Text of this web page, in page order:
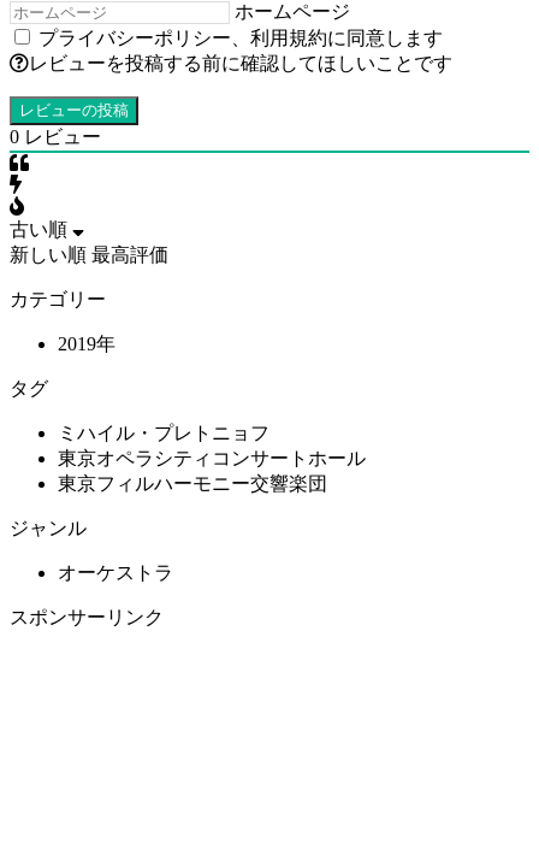
ホームページ
プライバシーポリシー
利用規約に同意します
レビューを投稿する前に確認してほしいことです
0 レビュー
古い順
新しい順 最高評価
カテゴリー
2019年
タグ
ミハイル・プレトニョフ
東京オペラシティコンサートホール
東京フィルハーモニー交響楽団
ジャンル
オーケストラ
スポンサーリンク